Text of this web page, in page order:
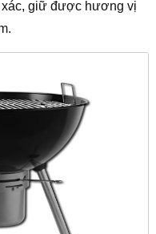
xác, giữ được hương vị